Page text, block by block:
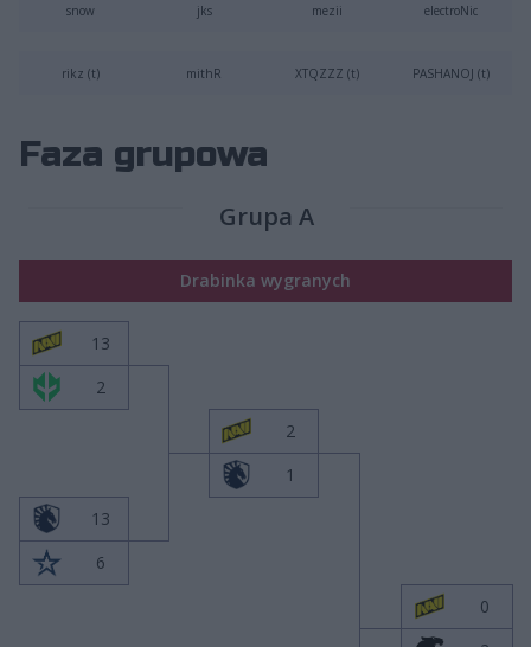
snow jks mezii electroNic
rikz (t) mithR XTQZZZ (t) PASHANOJ (t)
Faza grupowa
Grupa A
Drabinka wygranych
13
2
2
1
13
6
0